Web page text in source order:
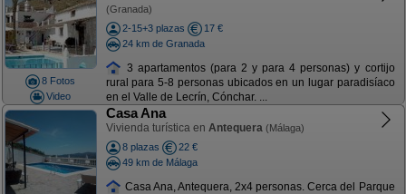
8 Fotos
Video
(Granada)
2-15+3 plazas
17 €
24 km de Granada
3 apartamentos (para 2 y para 4 personas) y cortijo
rural para 5-8 personas ubicados en un lugar paradisíaco
en el Valle de Lecrín, Cónchar. ...
Casa Ana
Vivienda turística en Antequera (Málaga)
8 plazas
22 €
49 km de Málaga
Casa Ana, Antequera, 2x4 personas. Cerca del Parque